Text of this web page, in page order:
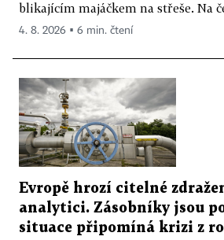
blikajícím majáčkem na střeše. Na
4. 8. 2026 ▪ 6 min. čtení
Evropě hrozí citelné
analytici. Zásobníky jsou
situace připomíná krizi z